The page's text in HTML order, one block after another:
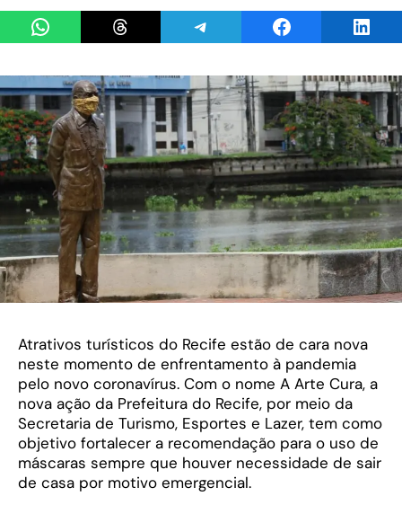
Share on WhatsAppShare on ThreadsShare on TelegramShare on Facebook
Atrativos turísticos do Recife estão de cara nova
neste momento de enfrentamento à pandemia
pelo novo coronavírus. Com o nome A Arte Cura, a
nova ação da Prefeitura do Recife, por meio da
Secretaria de Turismo, Esportes e Lazer, tem como
objetivo fortalecer a recomendação para o uso de
máscaras sempre que houver necessidade de sair
de casa por motivo emergencial.